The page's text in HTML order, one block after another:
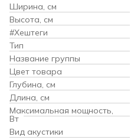
Ширина, см
Высота, см
#Хештеги
Тип
Название группы
Цвет товара
Глубина, см
Длина, см
Максимальная мощность,
Вт
Вид акустики